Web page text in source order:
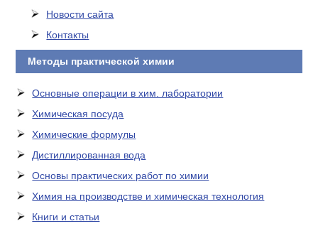
Новости сайта
Контакты
Методы практической химии
Основные операции в хим. лаборатории
Химическая посуда
Химические формулы
Дистиллированная вода
Основы практических работ по химии
Химия на производстве и химическая технология
Книги и статьи